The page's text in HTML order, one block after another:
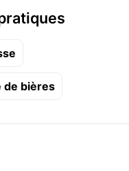
de bières